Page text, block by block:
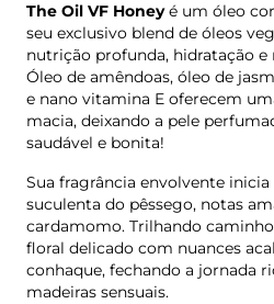
The Oil VF Honeyé um óleo
seu exclusivo blend de óleos
nutrição profunda, hidratação e
Óleo de amêndoas, óleo de
e nano vitamina E oferecem
macia, deixando a pele
saudável e bonita!
Sua fragrância envolvente
suculenta do pêssego, notas
cardamomo. Trilhando
floral delicado com nuances
conhaque, fechando a jornada
madeiras sensuais.